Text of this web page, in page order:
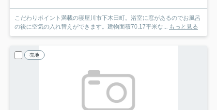
こだわりポイント満載の寝屋川市下木田町。浴室に窓があるのでお風呂
の後に空気の入れ替えができます。建物面積70.17平米な... もっと見る
売地